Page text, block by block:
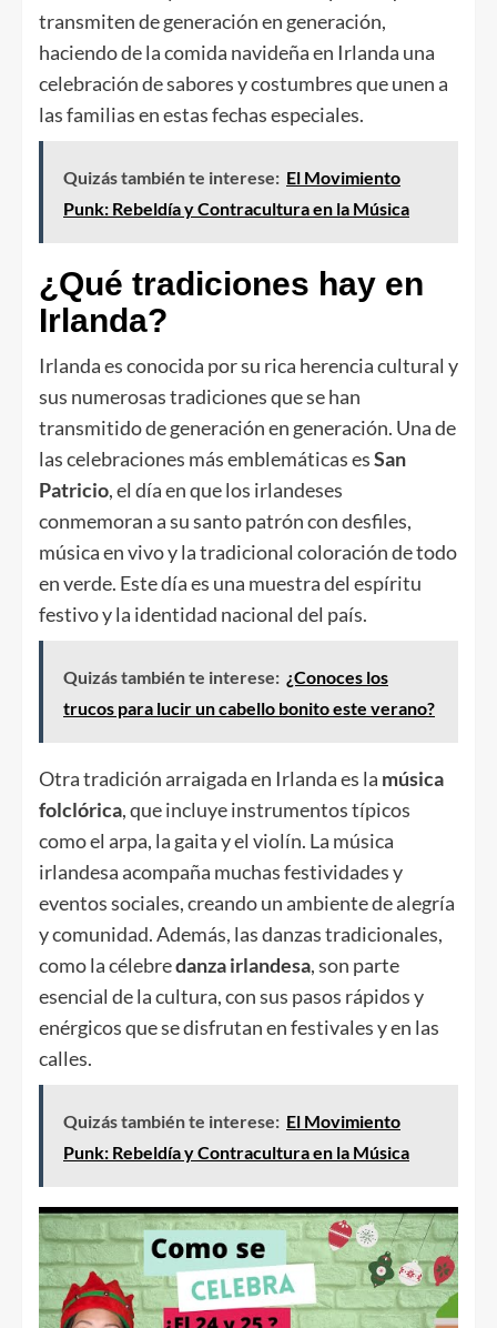
transmiten de generación en generación,
haciendo de la comida navideña en Irlanda una
celebración de sabores y costumbres que unen a
las familias en estas fechas especiales.
Quizás también te interese: El Movimiento
Punk: Rebeldía y Contracultura en la Música
¿Qué tradiciones hay en
Irlanda?
Irlanda es conocida por su rica herencia cultural y
sus numerosas tradiciones que se han
transmitido de generación en generación. Una de
las celebraciones más emblemáticas esSan
Patricio, el día en que los irlandeses
conmemoran a su santo patrón con desfiles,
música en vivo y la tradicional coloración de todo
en verde. Este día es una muestra del espíritu
festivo y la identidad nacional del país.
Quizás también te interese: ¿Conoces los
trucos para lucir un cabello bonito este verano?
Otra tradición arraigada en Irlanda es la música
folclórica, que incluye instrumentos típicos
como el arpa, la gaita y el violín. La música
irlandesa acompaña muchas festividades y
eventos sociales, creando un ambiente de alegría
y comunidad. Además, las danzas tradicionales,
como la célebredanza irlandesa, son parte
esencial de la cultura, con sus pasos rápidos y
enérgicos que se disfrutan en festivales y en las
calles.
Quizás también te interese: El Movimiento
Punk: Rebeldía y Contracultura en la Música